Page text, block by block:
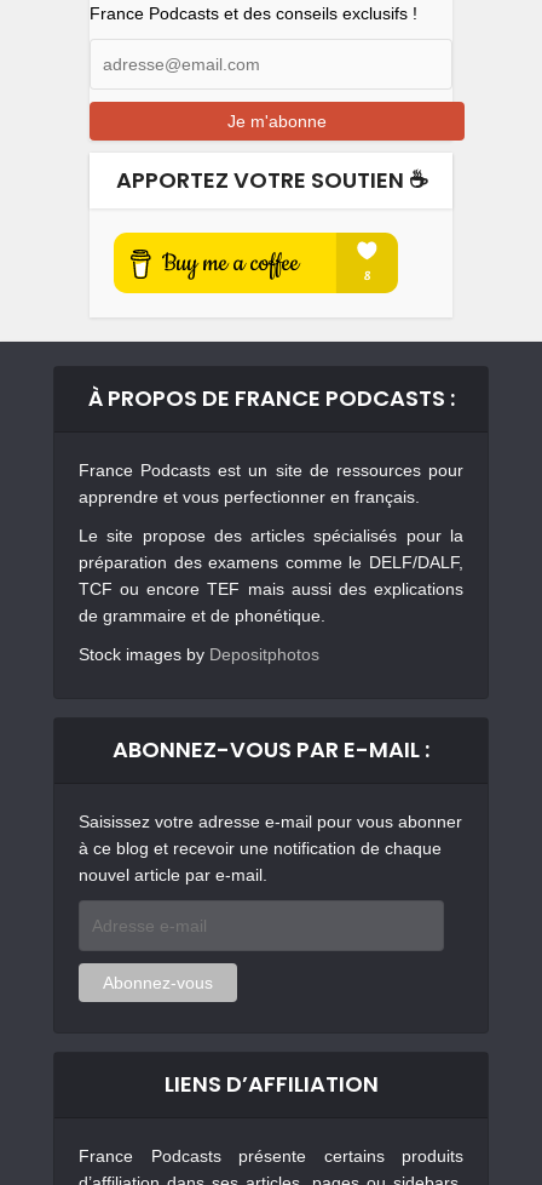
France Podcasts et des conseils exclusifs !
APPORTEZ VOTRE SOUTIEN ☕️
À PROPOS DE FRANCE PODCASTS :
France Podcasts est un site de ressources pour
apprendre et vous perfectionner en français.
Le site propose des articles spécialisés pour la
préparation des examens comme le DELF/DALF,
TCF ou encore TEF mais aussi des explications
de grammaire et de phonétique.
Stock images by Depositphotos
ABONNEZ-VOUS PAR E-MAIL :
Saisissez votre adresse e-mail pour vous abonner
à ce blog et recevoir une notification de chaque
nouvel article par e-mail.
mail
Abonnez-vous
LIENS D’AFFILIATION
France Podcasts présente certains produits